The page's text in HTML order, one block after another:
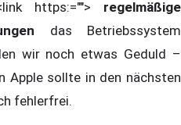
https:=""> regelmäßige
das Betriebssystem
wir noch etwas Geduld –
Apple sollte in den nächsten
fehlerfrei.